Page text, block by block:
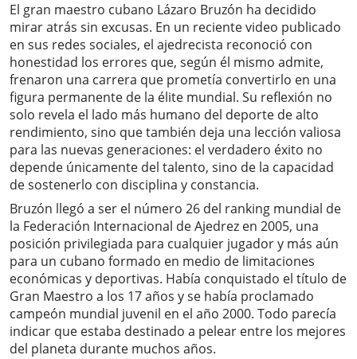
El gran maestro cubano Lázaro Bruzón ha decidido
mirar atrás sin excusas. En un reciente video publicado
en sus redes sociales, el ajedrecista reconoció con
honestidad los errores que, según él mismo admite,
frenaron una carrera que prometía convertirlo en una
figura permanente de la élite mundial. Su reflexión no
solo revela el lado más humano del deporte de alto
rendimiento, sino que también deja una lección valiosa
para las nuevas generaciones: el verdadero éxito no
depende únicamente del talento, sino de la capacidad
de sostenerlo con disciplina y constancia.
Bruzón llegó a ser el número 26 del ranking mundial de
la Federación Internacional de Ajedrez en 2005, una
posición privilegiada para cualquier jugador y más aún
para un cubano formado en medio de limitaciones
económicas y deportivas. Había conquistado el título de
Gran Maestro a los 17 años y se había proclamado
campeón mundial juvenil en el año 2000. Todo parecía
indicar que estaba destinado a pelear entre los mejores
del planeta durante muchos años.